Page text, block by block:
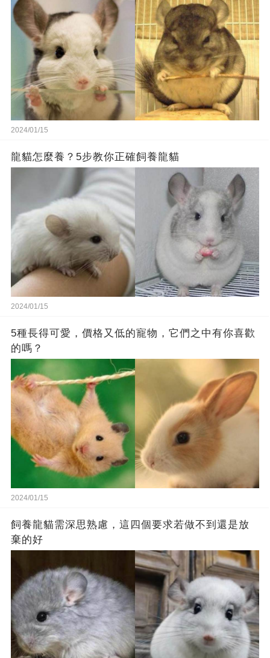
2024/01/15
龍貓怎麼養？5步教你正確飼養龍貓
2024/01/15
5種長得可愛，價格又低的寵物，它們之中有你喜歡
的嗎？
2024/01/15
飼養龍貓需深思熟慮，這四個要求若做不到還是放
棄的好